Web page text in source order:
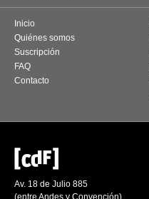
Inicio
Quiénes somos
Suscripción
FAQ
Contacto
Av. 18 de Julio 885
(entre Andes y Convención)